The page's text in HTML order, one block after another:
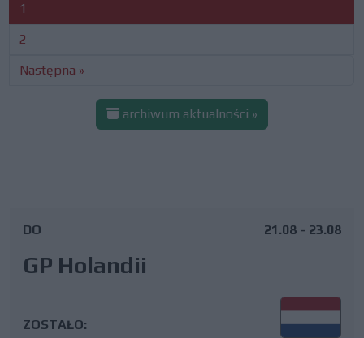
1
2
Następna »
archiwum aktualności »
DO
GP Holandii
21.08 - 23.08
ZOSTAŁO: